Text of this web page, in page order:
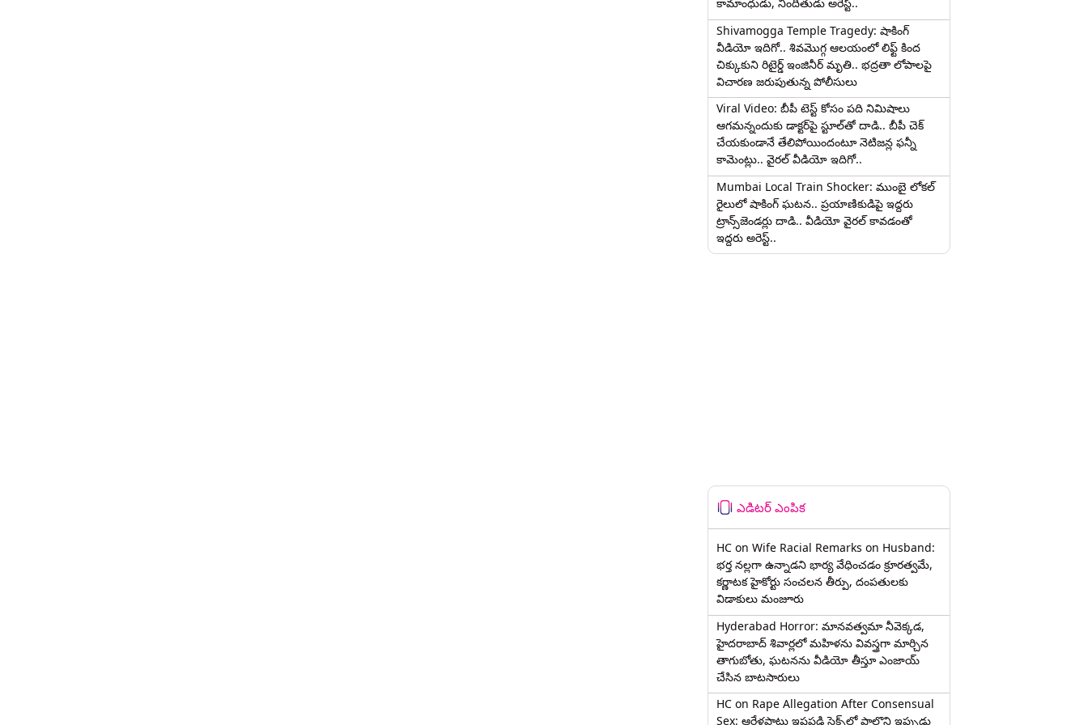
Shivamogga Temple Tragedy: షాకింగ్
వీడియో ఇదిగో.. శివమొగ్గ ఆలయంలో లిఫ్ట్ కింద
చిక్కుకుని రిటైర్డ్ ఇంజినీర్ మృతి.. భద్రతా లోపాలపై
విచారణ జరుపుతున్న పోలీసులు
Viral Video: బీపీ టెస్ట్‌ కోసం పది నిమిషాలు
ఆగమన్నందుకు డాక్టర్‌పై స్టూల్‌తో దాడి.. బీపీ చెక్
చేయకుండానే తేలిపోయిందంటూ నెటిజన్ల ఫన్నీ
కామెంట్లు.. వైరల్ వీడియో ఇదిగో..
Mumbai Local Train Shocker: ముంబై లోకల్
రైలులో షాకింగ్ ఘటన.. ప్రయాణికుడిపై ఇద్దరు
ట్రాన్స్‌జెండర్లు దాడి.. వీడియో వైరల్ కావడంతో
ఇద్దరు అరెస్ట్..
ఎడిటర్ ఎంపిక
HC on Wife Racial Remarks on Husband:
భర్త న‌ల్ల‌గా ఉన్నాడ‌ని భార్య వేధించ‌డం క్రూర‌త్వ‌మే,
కర్ణాటక హైకోర్టు సంచలన తీర్పు, దంపతులకు
విడాకులు మంజూరు
Hyderabad Horror: మానవత్వమా నీవెక్కడ,
హైదరాబాద్ శివార్లలో మహిళను వివస్త్రగా మార్చిన
తాగుబోతు, ఘటనను వీడియో తీస్తూ ఎంజాయ్
చేసిన బాటసారులు
HC on Rape Allegation After Consensual
Sex: ఆరేళ్లపాటు ఇష్టపడి సెక్స్‌లో పాల్గొని ఇప్పుడు